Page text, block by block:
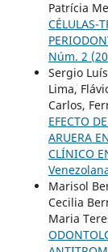
Patrícia
CÉLULAS-
Núm. 2
Sergio
Lima,
Carlos,
EFECTO
ARUERA
CLÍNICO
Marisol
Cecilia
Maria